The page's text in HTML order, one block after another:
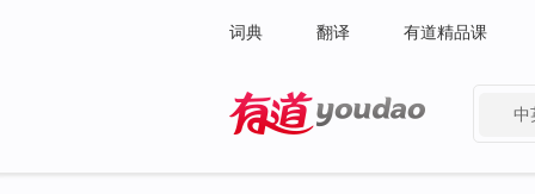
词典 翻译 有道精品课
中